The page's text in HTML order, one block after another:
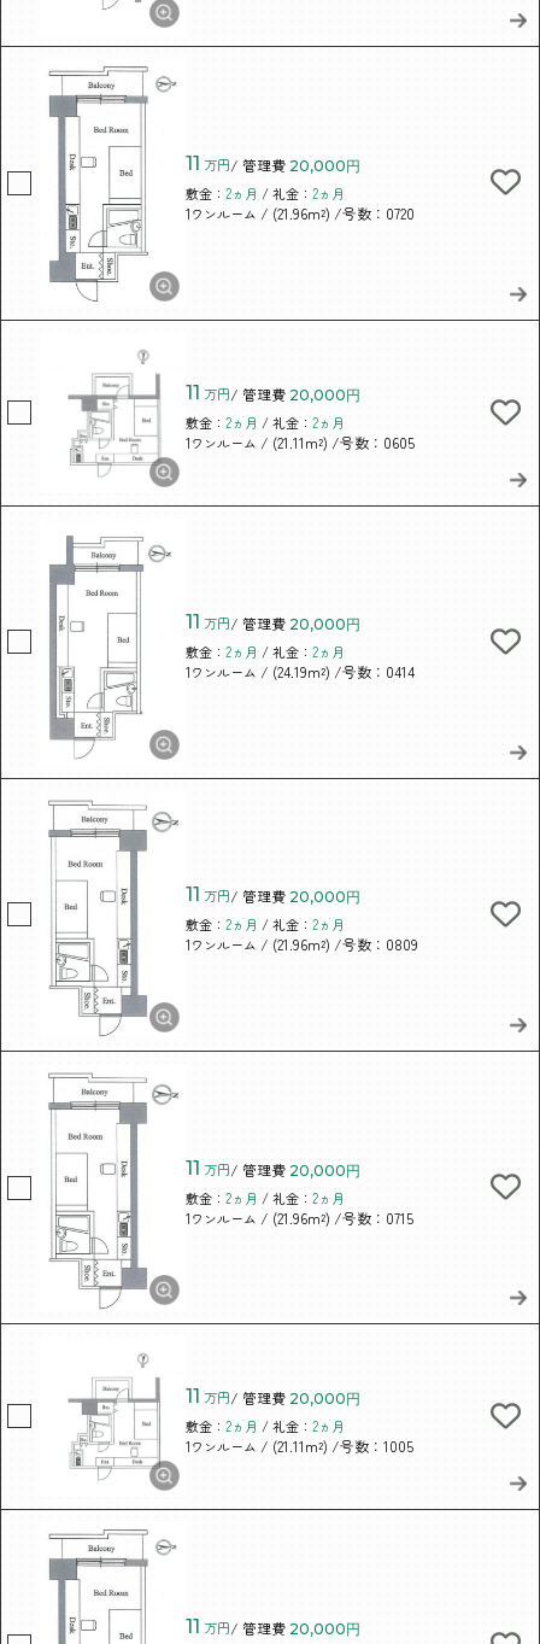
11 万円/ 管理費 20,000円
敷金：2ヵ月 / 礼金：2ヵ月
1ワンルーム / (21.96m²) /号数：0720
11 万円/ 管理費 20,000円
敷金：2ヵ月 / 礼金：2ヵ月
1ワンルーム / (21.11m²) /号数：0605
11 万円/ 管理費 20,000円
敷金：2ヵ月 / 礼金：2ヵ月
1ワンルーム / (24.19m²) /号数：0414
11 万円/ 管理費 20,000円
敷金：2ヵ月 / 礼金：2ヵ月
1ワンルーム / (21.96m²) /号数：0809
11 万円/ 管理費 20,000円
敷金：2ヵ月 / 礼金：2ヵ月
1ワンルーム / (21.96m²) /号数：0715
11 万円/ 管理費 20,000円
敷金：2ヵ月 / 礼金：2ヵ月
1ワンルーム / (21.11m²) /号数：1005
11 万円/ 管理費 20,000円